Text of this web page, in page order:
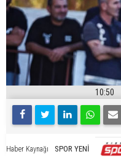
10:50
Haber Kaynağı SPOR YENİ